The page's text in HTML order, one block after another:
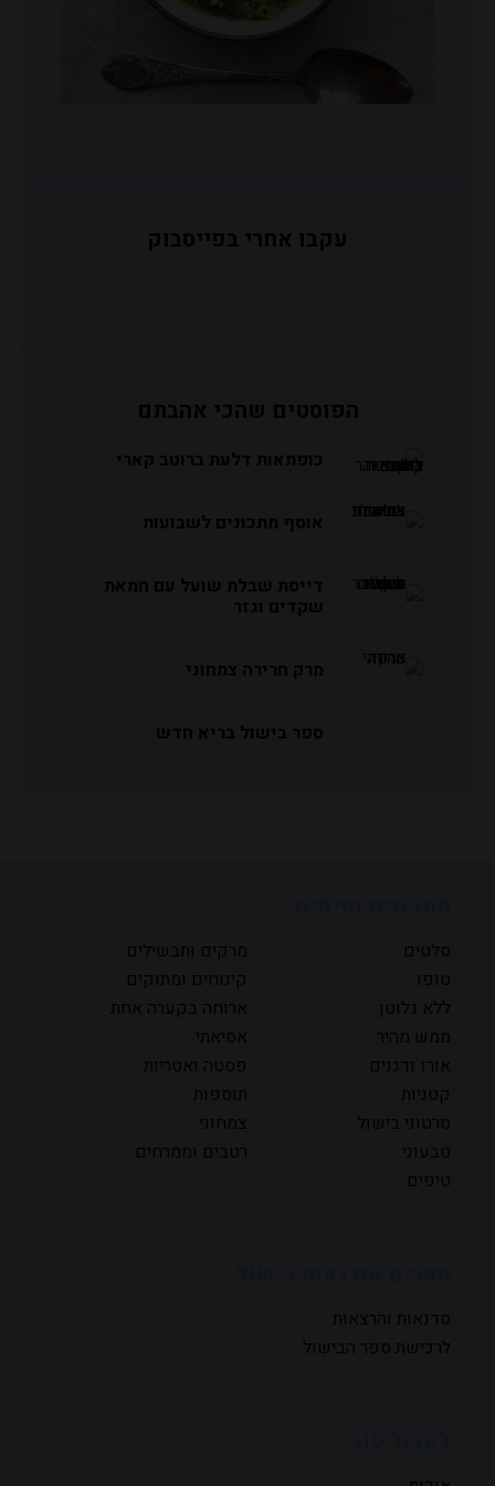
עקבו אחרי בפייסבוק
הפוסטים שהכי אהבתם
כופתאות דלעת ברוטב קארי
אוסף מתכונים לשבועות
דייסת שבלת שועל עם חמאת
שקדים וגזר
מרק חרירה צמחוני
ספר בישול בריא חדש
סלטים
מרקים ותבשילים
טופו
קינוחים ומתוקים
ללא גלוטן
ארוחה בקערה אחת
ממש מהיר
אסיאתי
אורז ודגנים
פסטה ואטריות
קטניות
תוספות
סרטוני בישול
צמחוני
טבעוני
רטבים וממרחים
טיפים
סדנאות והרצאות
לרכישת ספר הבישול